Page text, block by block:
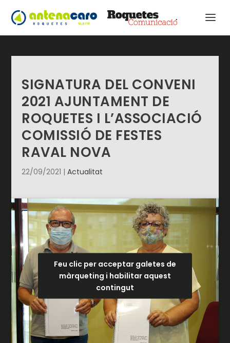
SIGNATURA DEL CONVENI
2021 AJUNTAMENT DE
ROQUETES I L’ASSOCIACIÓ
COMISSIÓ DE FESTES
RAVAL NOVA
22/09/2021 |Actualitat
Feu clic per acceptar galetes de
màrqueting i habilitar aquest
contingut